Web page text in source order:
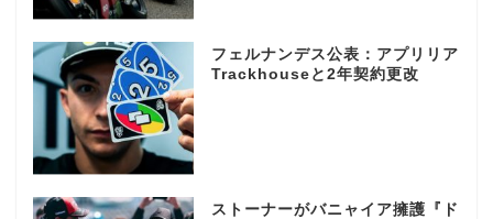
フェルナンデス公表：アプリリア
Trackhouseと2年契約更改
ストーナーがバニャイア擁護『ド